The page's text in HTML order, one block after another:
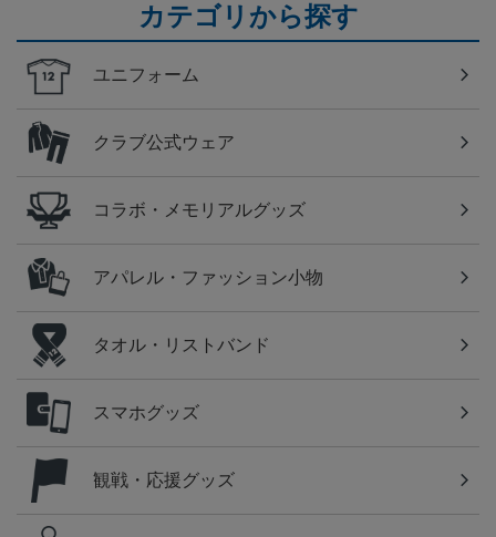
カテゴリから探す
ユニフォーム
クラブ公式ウェア
コラボ・メモリアルグッズ
アパレル・ファッション小物
タオル・リストバンド
スマホグッズ
観戦・応援グッズ